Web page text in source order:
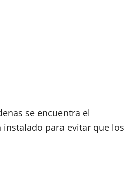
se encuentra el
para evitar que los